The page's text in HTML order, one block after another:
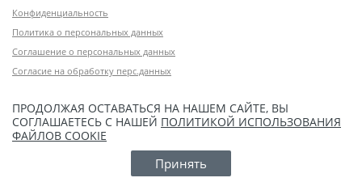
Конфиденциальность
Политика о персональных данных
Соглашение о персональных данных
Согласие на обработку перс.данных
ПРОДОЛЖАЯ ОСТАВАТЬСЯ НА НАШЕМ САЙТЕ, ВЫ
СОГЛАШАЕТЕСЬ С НАШЕЙ ПОЛИТИКОЙ ИСПОЛЬЗОВАНИЯ
ФАЙЛОВ COOKIE
Принять